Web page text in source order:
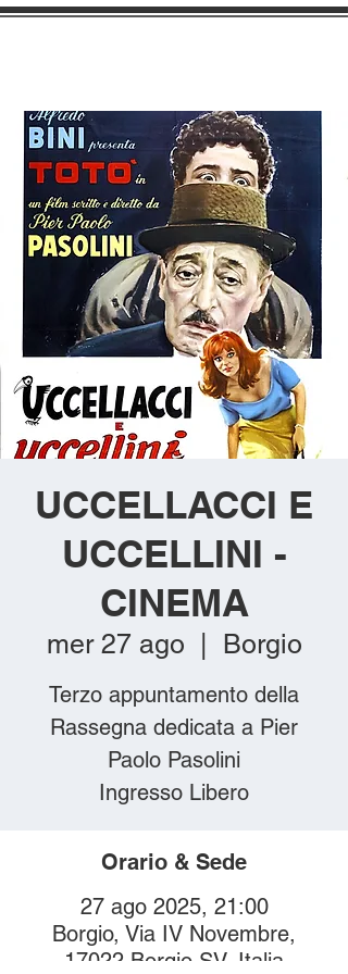
UCCELLACCI E
UCCELLINI -
CINEMA
mer 27 ago Borgio
Terzo appuntamento della
Rassegna dedicata a Pier
Paolo Pasolini
Ingresso Libero
Orario & Sede
27 ago 2025, 21:00
Borgio, Via IV Novembre,
17022 Borgio SV, Italia